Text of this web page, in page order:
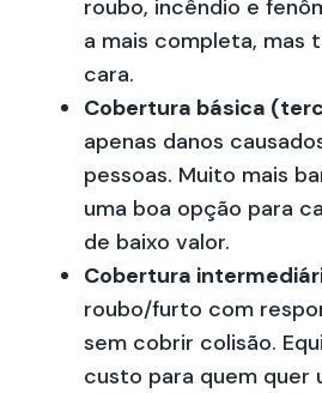
roubo, incêndio e
a mais completa, mas
cara.
Cobertura básica
apenas danos
pessoas. Muito mais
uma boa opção para
de baixo valor.
Cobertura
roubo/furto com
sem cobrir colisão.
custo para quem quer